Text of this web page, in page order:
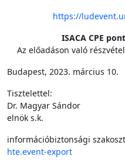
https://
ISACA CPE
Az előadáson való
Budapest, 2023. március 10.
Tisztelettel:
Dr. Magyar Sándor
elnök s.k.
információbiztonsági
hte.event-export